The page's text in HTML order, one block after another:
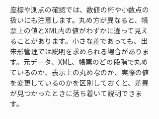
座標や測点の確認では、数値の桁や小数点の
扱いにも注意します。丸め方が異なると、帳
票上の値とXML内の値がわずかに違って見え
ることがあります。小さな差であっても、出
来形管理では説明を求められる場合がありま
す。元データ、XML、帳票のどの段階で丸め
ているのか、表示上の丸めなのか、実際の値
を変更しているのかを区別しておくと、差異
が見つかったときに落ち着いて説明できま
す。